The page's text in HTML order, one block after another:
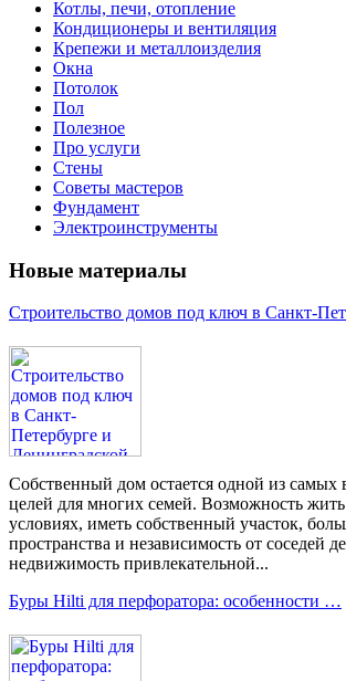
Котлы, печи, отопление
Кондиционеры и вентиляция
Крепежи и металлоизделия
Окна
Потолок
Пол
Полезное
Про услуги
Стены
Советы мастеров
Фундамент
Электроинструменты
Новые материалы
Строительство домов под ключ в Санкт-
Собственный дом остается одной из самых
целей для многих семей. Возможность
условиях, иметь собственный участок,
пространства и независимость от соседей
недвижимость привлекательной...
Буры Hilti для перфоратора: особенности …